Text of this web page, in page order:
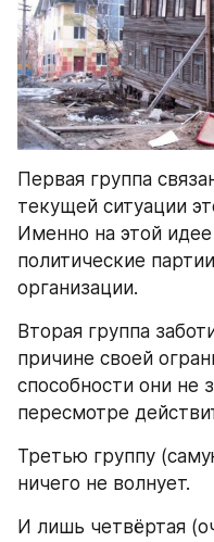
Первая группа
текущей ситуации
Именно на этой
политические
организации.
Вторая группа
причине своей
способности они не
пересмотре
Третью группу
ничего не волнует.
И лишь четвёртая